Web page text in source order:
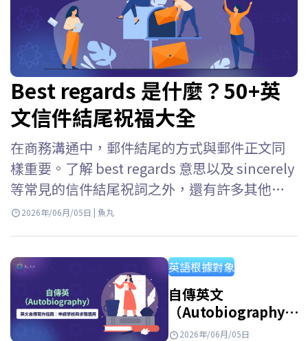
Best regards 是什麼？50+英
文信件結尾祝福大全
在商務溝通中，郵件結尾的方式與郵件正文同
樣重要。了解 best regards 意思以及 sincerely
等常見的信件結尾祝詞之外，還有許多其他選
擇可以讓你的郵件更自然、更專業。本文將透
regards 是一個常用且用途廣泛的結尾語，可以
理解為“謹致以最誠摯的問候”，用來表達對
收件人的尊重與問候。…
2026年/06月/05日 | 魚丸
英語根據對象
自傳英文
（Autobiography）
精選寫作技巧與專業英
2026年/06月/05日